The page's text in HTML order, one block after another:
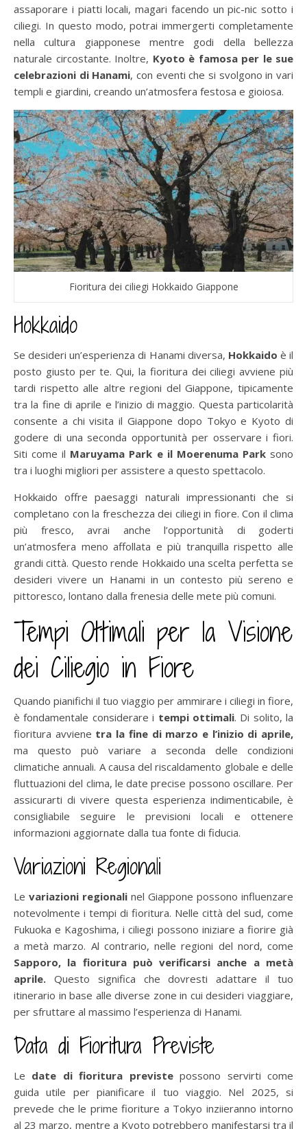
assaporare i piatti locali, magari facendo un pic-nic sotto i
ciliegi. In questo modo, potrai immergerti completamente
nella cultura giapponese mentre godi della bellezza
naturale circostante. Inoltre, Kyoto è famosa per le sue
celebrazioni di Hanami, con eventi che si svolgono in vari
templi e giardini, creando un’atmosfera festosa e gioiosa.
Fioritura dei ciliegi Hokkaido Giappone
Hokkaido
Se desideri un’esperienza di Hanami diversa, Hokkaido è il
posto giusto per te. Qui, la fioritura dei ciliegi avviene più
tardi rispetto alle altre regioni del Giappone, tipicamente
tra la fine di aprile e l’inizio di maggio. Questa particolarità
consente a chi visita il Giappone dopo Tokyo e Kyoto di
godere di una seconda opportunità per osservare i fiori.
Siti come il Maruyama Park e il Moerenuma Parksono
tra i luoghi migliori per assistere a questo spettacolo.
Hokkaido offre paesaggi naturali impressionanti che si
completano con la freschezza dei ciliegi in fiore. Con il clima
più fresco, avrai anche l’opportunità di goderti
un’atmosfera meno affollata e più tranquilla rispetto alle
grandi città. Questo rende Hokkaido una scelta perfetta se
desideri vivere un Hanami in un contesto più sereno e
pittoresco, lontano dalla frenesia delle mete più comuni.
Tempi Ottimali per la Visione
dei Ciliegio in Fiore
Quando pianifichi il tuo viaggio per ammirare i ciliegi in fiore,
è fondamentale considerare i tempi ottimali. Di solito, la
fioritura avviene tra la fine di marzo e l’inizio di aprile,
ma questo può variare a seconda delle condizioni
climatiche annuali. A causa del riscaldamento globale e delle
fluttuazioni del clima, le date precise possono oscillare. Per
assicurarti di vivere questa esperienza indimenticabile, è
consigliabile seguire le previsioni locali e ottenere
informazioni aggiornate dalla tua fonte di fiducia.
Variazioni Regionali
Le variazioni regionali nel Giappone possono influenzare
notevolmente i tempi di fioritura. Nelle città del sud, come
Fukuoka e Kagoshima, i ciliegi possono iniziare a fiorire già
a metà marzo. Al contrario, nelle regioni del nord, come
Sapporo, la fioritura può verificarsi anche a metà
aprile. Questo significa che dovresti adattare il tuo
itinerario in base alle diverse zone in cui desideri viaggiare,
per sfruttare al massimo l’esperienza di Hanami.
Data di Fioritura Previste
Le date di fioritura previstepossono servirti come
guida utile per pianificare il tuo viaggio. Nel 2025, si
prevede che le prime fioriture a Tokyo inziieranno intorno
al 23 marzo, mentre a Kyoto potrebbero manifestarsi tra il